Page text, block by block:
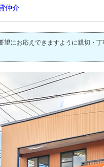
仲介
にお応えできますように親切・